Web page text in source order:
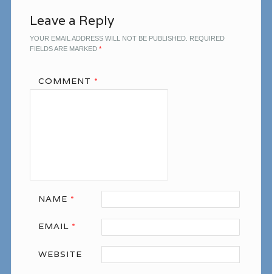
Leave a Reply
YOUR EMAIL ADDRESS WILL NOT BE PUBLISHED. REQUIRED
FIELDS ARE MARKED *
COMMENT *
NAME *
EMAIL *
WEBSITE